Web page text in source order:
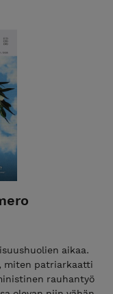
arvoa jopa
aikaa.
miten patriarkaatti
rauhantyö